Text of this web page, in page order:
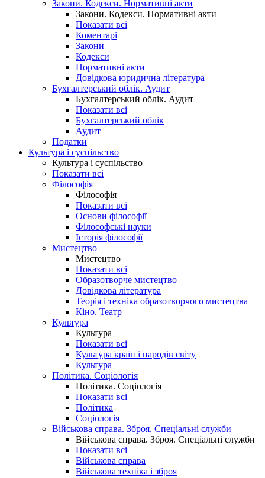
Закони. Кодекси. Нормативні акти
Закони. Кодекси. Нормативні акти
Показати всі
Коментарі
Закони
Кодекси
Нормативні акти
Довідкова юридична література
Бухгалтерський облік. Аудит
Бухгалтерський облік. Аудит
Показати всі
Бухгалтерський облік
Аудит
Податки
Культура і суспільство
Культура і суспільство
Показати всі
Філософія
Філософія
Показати всі
Основи філософії
Філософські науки
Історія філософії
Мистецтво
Мистецтво
Показати всі
Образотворче мистецтво
Довідкова література
Теорія і техніка образотворчого мистецтва
Кіно. Театр
Культура
Культура
Показати всі
Культура країн і народів світу
Культура
Політика. Соціологія
Політика. Соціологія
Показати всі
Політика
Соціологія
Військова справа. Зброя. Спеціальні служби
Військова справа. Зброя. Спеціальні служби
Показати всі
Військова справа
Військова техніка і зброя